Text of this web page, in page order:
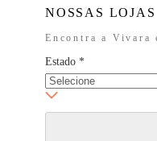
NOSSAS LOJAS
Encontra a Vivara
Estado *